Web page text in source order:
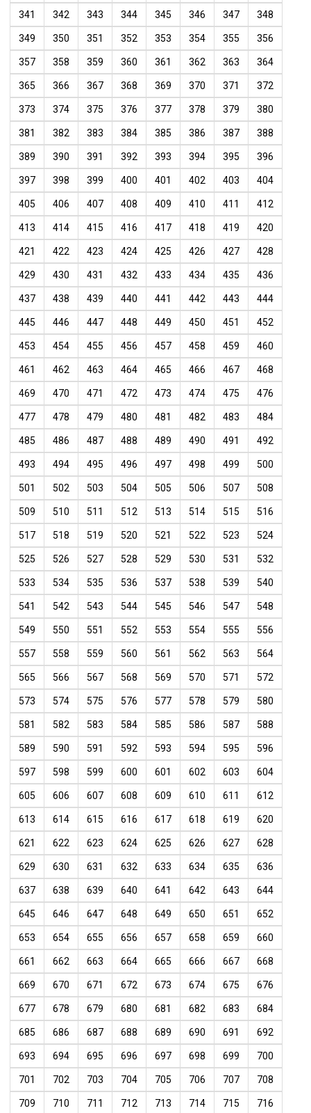
341 342 343 344 345 346 347 348
349 350 351 352 353 354 355 356
357 358 359 360 361 362 363 364
365 366 367 368 369 370 371 372
373 374 375 376 377 378 379 380
381 382 383 384 385 386 387 388
389 390 391 392 393 394 395 396
397 398 399 400 401 402 403 404
405 406 407 408 409 410 411 412
413 414 415 416 417 418 419 420
421 422 423 424 425 426 427 428
429 430 431 432 433 434 435 436
437 438 439 440 441 442 443 444
445 446 447 448 449 450 451 452
453 454 455 456 457 458 459 460
461 462 463 464 465 466 467 468
469 470 471 472 473 474 475 476
477 478 479 480 481 482 483 484
485 486 487 488 489 490 491 492
493 494 495 496 497 498 499 500
501 502 503 504 505 506 507 508
509 510 511 512 513 514 515 516
517 518 519 520 521 522 523 524
525 526 527 528 529 530 531 532
533 534 535 536 537 538 539 540
541 542 543 544 545 546 547 548
549 550 551 552 553 554 555 556
557 558 559 560 561 562 563 564
565 566 567 568 569 570 571 572
573 574 575 576 577 578 579 580
581 582 583 584 585 586 587 588
589 590 591 592 593 594 595 596
597 598 599 600 601 602 603 604
605 606 607 608 609 610 611 612
613 614 615 616 617 618 619 620
621 622 623 624 625 626 627 628
629 630 631 632 633 634 635 636
637 638 639 640 641 642 643 644
645 646 647 648 649 650 651 652
653 654 655 656 657 658 659 660
661 662 663 664 665 666 667 668
669 670 671 672 673 674 675 676
677 678 679 680 681 682 683 684
685 686 687 688 689 690 691 692
693 694 695 696 697 698 699 700
701 702 703 704 705 706 707 708
709 710 711 712 713 714 715 716